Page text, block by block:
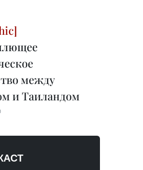
между
и Таиландом